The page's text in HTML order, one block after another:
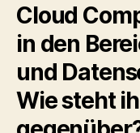
Cloud
in den
und
Wie steht